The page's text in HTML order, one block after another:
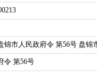
pjsrmzf-2023-000213